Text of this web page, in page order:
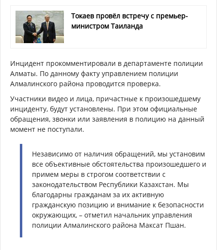
Токаев провёл встречу с премьер-
министром Таиланда
Инцидент прокомментировали в департаменте полиции
Алматы. По данному факту управлением полиции
Алмалинского района проводится проверка.
Участники видео и лица, причастные к произошедшему
инциденту, будут установлены. При этом официальные
обращения, звонки или заявления в полицию на данный
момент не поступали.
Независимо от наличия обращений, мы установим
все объективные обстоятельства произошедшего и
примем меры в строгом соответствии с
законодательством Республики Казахстан. Мы
благодарны гражданам за их активную
гражданскую позицию и внимание к безопасности
окружающих, – отметил начальник управления
полиции Алмалинского района Максат Пшан.